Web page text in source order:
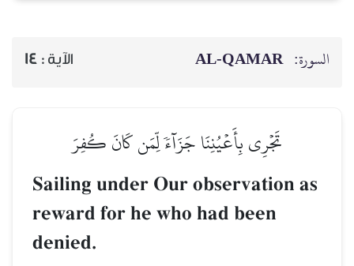
السورة: AL‑QAMAR الآية : 14
تَجۡرِي بِأَعۡيُنِنَا جَزَآءٗ لِّمَن كَانَ كُفِرَ
Sailing under Our observation as
reward for he who had been
denied.